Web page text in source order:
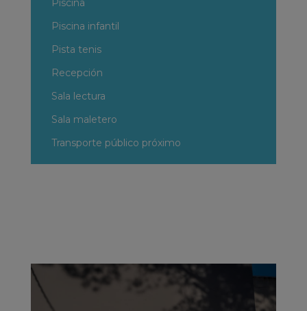
Piscina
Piscina infantil
Pista tenis
Recepción
Sala lectura
Sala maletero
Transporte público próximo